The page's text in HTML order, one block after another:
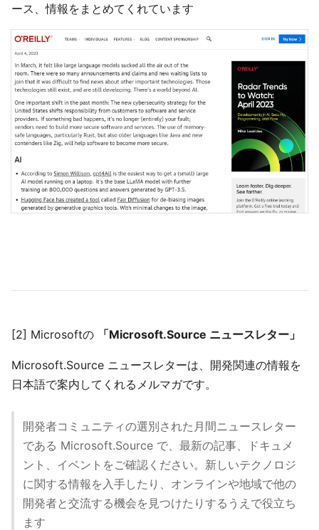
ース、情報をまとめてくれています
[2] Microsoftの 「Microsoft.Source ニュースレター」
Microsoft.Source ニュースレターは、開発関連の情報を
日本語で案内してくれるメルマガです。
開発者コミュニティの選別された月間ニュースレター
である Microsoft.Source で、最新の記事、ドキュメ
ント、イベントをご確認ください。新しいテクノロジ
に関する情報を入手したり、オンラインや地域で他の
開発者と交流する機会を見つけたりするうえで役立ち
ます